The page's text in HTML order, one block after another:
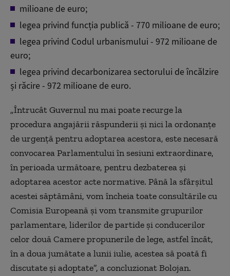
milioane de euro;
legea privind funcția publică - 770 milioane de euro;
legea privind Codul urbanismului - 972 milioane de
euro;
legea privind decarbonizarea sectorului de încălzire
și răcire - 972 milioane de euro.
„Întrucât Guvernul nu mai poate recurge la
procedura angajării răspunderii și nici la ordonanțe
de urgență pentru adoptarea acestora, este necesară
convocarea Parlamentului în sesiuni extraordinare,
în perioada următoare, pentru dezbaterea și
adoptarea acestor acte normative. Până la sfârșitul
acestei săptămâni, vom încheia toate consultările cu
Comisia Europeană și vom transmite grupurilor
parlamentare, liderilor de partide și conducerilor
celor două Camere propunerile de lege, astfel încât,
în a doua jumătate a lunii iulie, acestea să poată fi
discutate și adoptate”, a concluzionat Bolojan.